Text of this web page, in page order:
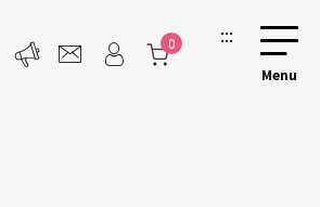
0 :::